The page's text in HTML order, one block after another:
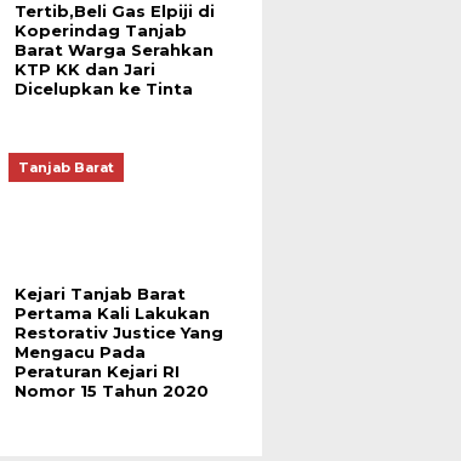
Tertib,Beli Gas Elpiji di
Koperindag Tanjab
Barat Warga Serahkan
KTP KK dan Jari
Dicelupkan ke Tinta
Tanjab Barat
Kejari Tanjab Barat
Pertama Kali Lakukan
Restorativ Justice Yang
Mengacu Pada
Peraturan Kejari RI
Nomor 15 Tahun 2020